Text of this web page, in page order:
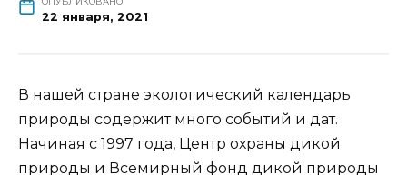
22 января, 2021
В нашей стране экологический календарь
природы содержит много событий и дат.
Начиная с 1997 года, Центр охраны дикой
природы и Всемирный фонд дикой природы